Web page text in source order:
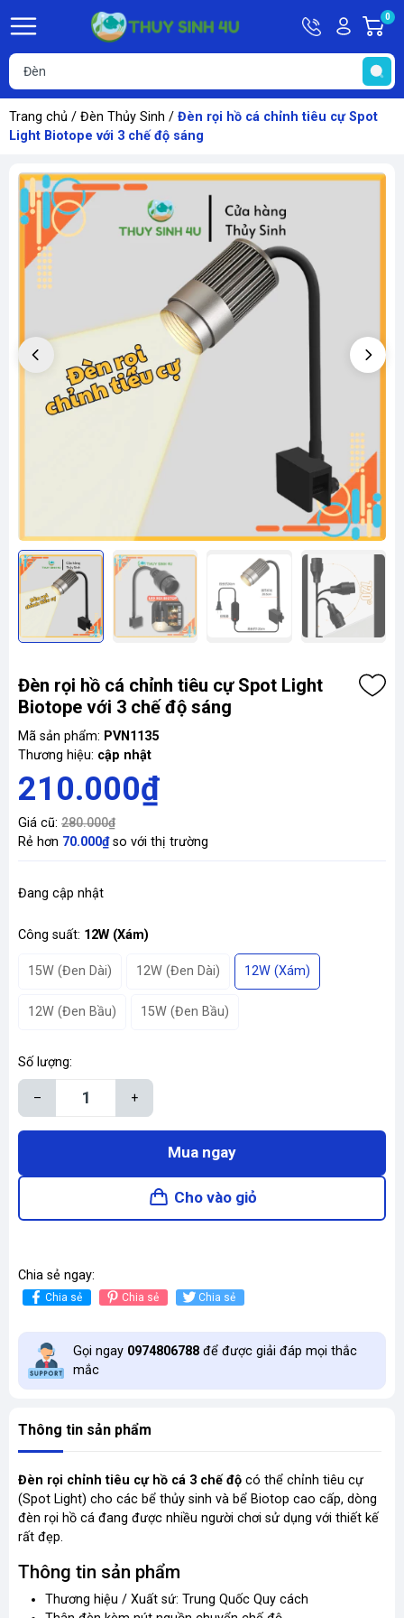
HotlineTài
khoản
Hello,
Khách
0
Trang chủ / Đèn Thủy Sinh / Đèn rọi hồ cá chỉnh tiêu cự Spot
Light Biotope với 3 chế độ sáng
Đèn rọi hồ cá chỉnh tiêu cự Spot Light
Biotope với 3 chế độ sáng
Mã sản phẩm: PVN1135
Thương hiệu: cập nhật
210.000₫
Giá cũ: 280.000₫
Rẻ hơn 70.000₫so với thị trường
Đang cập nhật
Công suất: 12W (Xám)
15W (Đen Dài) 12W (Đen Dài) 12W (Xám)
12W (Đen Bầu) 15W (Đen Bầu)
Số lượng:
– +
Mua ngay
Cho vào giỏ
Chia sẻ ngay:
Chia sẻ Chia sẻ Chia sẻ
Gọi ngay 0974806788 để được giải đáp mọi thắc
mắc
Thông tin sản phẩm
Đèn rọi chỉnh tiêu cự hồ cá 3 chế độ có thể chỉnh tiêu cự
(Spot Light) cho các bể thủy sinh và bể Biotop cao cấp, dòng
đèn rọi hồ cá đang được nhiều người chơi sử dụng với thiết kế
rất đẹp.
Thông tin sản phẩm
Thương hiệu / Xuất sứ: Trung Quốc Quy cách